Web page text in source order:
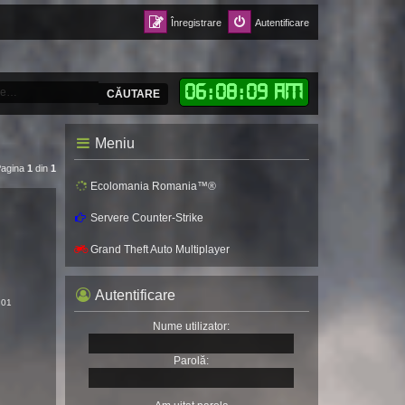
Autentificare
Înregistrare
06:08:11 AM
CĂUTARE
1 din 1
Meniu
Ecolomania Romania™®
Servere Counter-Strike
Grand Theft Auto Multiplayer
Autentificare
Nume utilizator:
Parolă: